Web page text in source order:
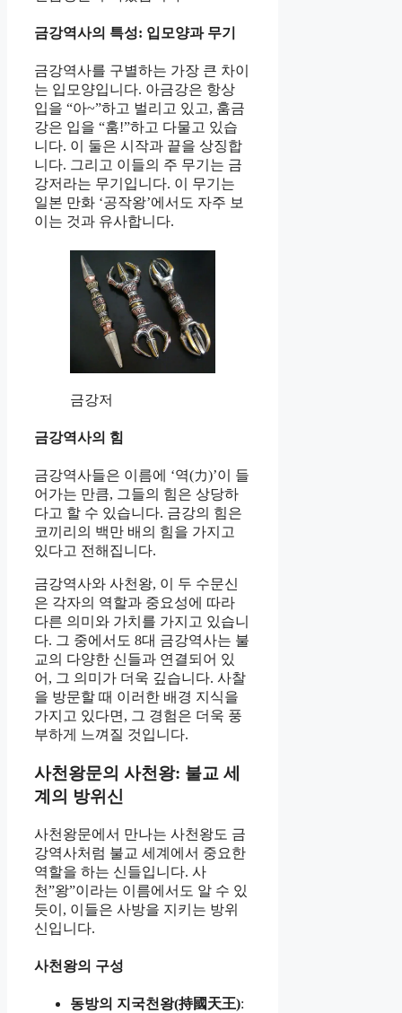
금강역사의 특성: 입모양과 무기
금강역사를 구별하는 가장 큰 차이
는 입모양입니다. 아금강은 항상
입을 “아~”하고 벌리고 있고, 훔금
강은 입을 “훔!”하고 다물고 있습
니다. 이 둘은 시작과 끝을 상징합
니다. 그리고 이들의 주 무기는 금
강저라는 무기입니다. 이 무기는
일본 만화 ‘공작왕’에서도 자주 보
이는 것과 유사합니다.
금강저
금강역사의 힘
금강역사들은 이름에 ‘역(力)’이 들
어가는 만큼, 그들의 힘은 상당하
다고 할 수 있습니다. 금강의 힘은
코끼리의 백만 배의 힘을 가지고
있다고 전해집니다.
금강역사와 사천왕, 이 두 수문신
은 각자의 역할과 중요성에 따라
다른 의미와 가치를 가지고 있습니
다. 그 중에서도 8대 금강역사는 불
교의 다양한 신들과 연결되어 있
어, 그 의미가 더욱 깊습니다. 사찰
을 방문할 때 이러한 배경 지식을
가지고 있다면, 그 경험은 더욱 풍
부하게 느껴질 것입니다.
사천왕문의 사천왕: 불교 세
계의 방위신
사천왕문에서 만나는 사천왕도 금
강역사처럼 불교 세계에서 중요한
역할을 하는 신들입니다. 사
천”왕”이라는 이름에서도 알 수 있
듯이, 이들은 사방을 지키는 방위
신입니다.
사천왕의 구성
동방의 지국천왕(持國天王):